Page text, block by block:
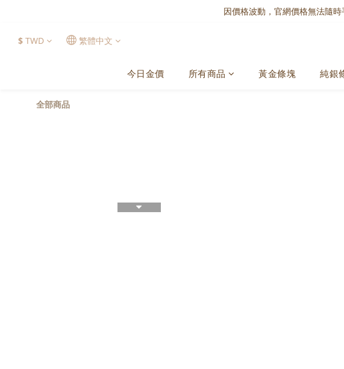
因價格波動，官網價格無法隨
$ TWD 繁體中文
今日金價 所有商品 黃金條塊 純銀
全部商品